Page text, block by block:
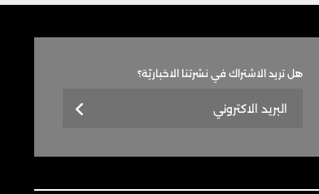
هل تريد الاشتراك في نشرتنا الاخباريّة؟